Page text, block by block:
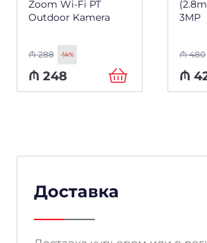
Zoom Wi-Fi PT
Outdoor Kamera
₼288 -14%
₼ 248
3MP
₼480
₼
Доставка